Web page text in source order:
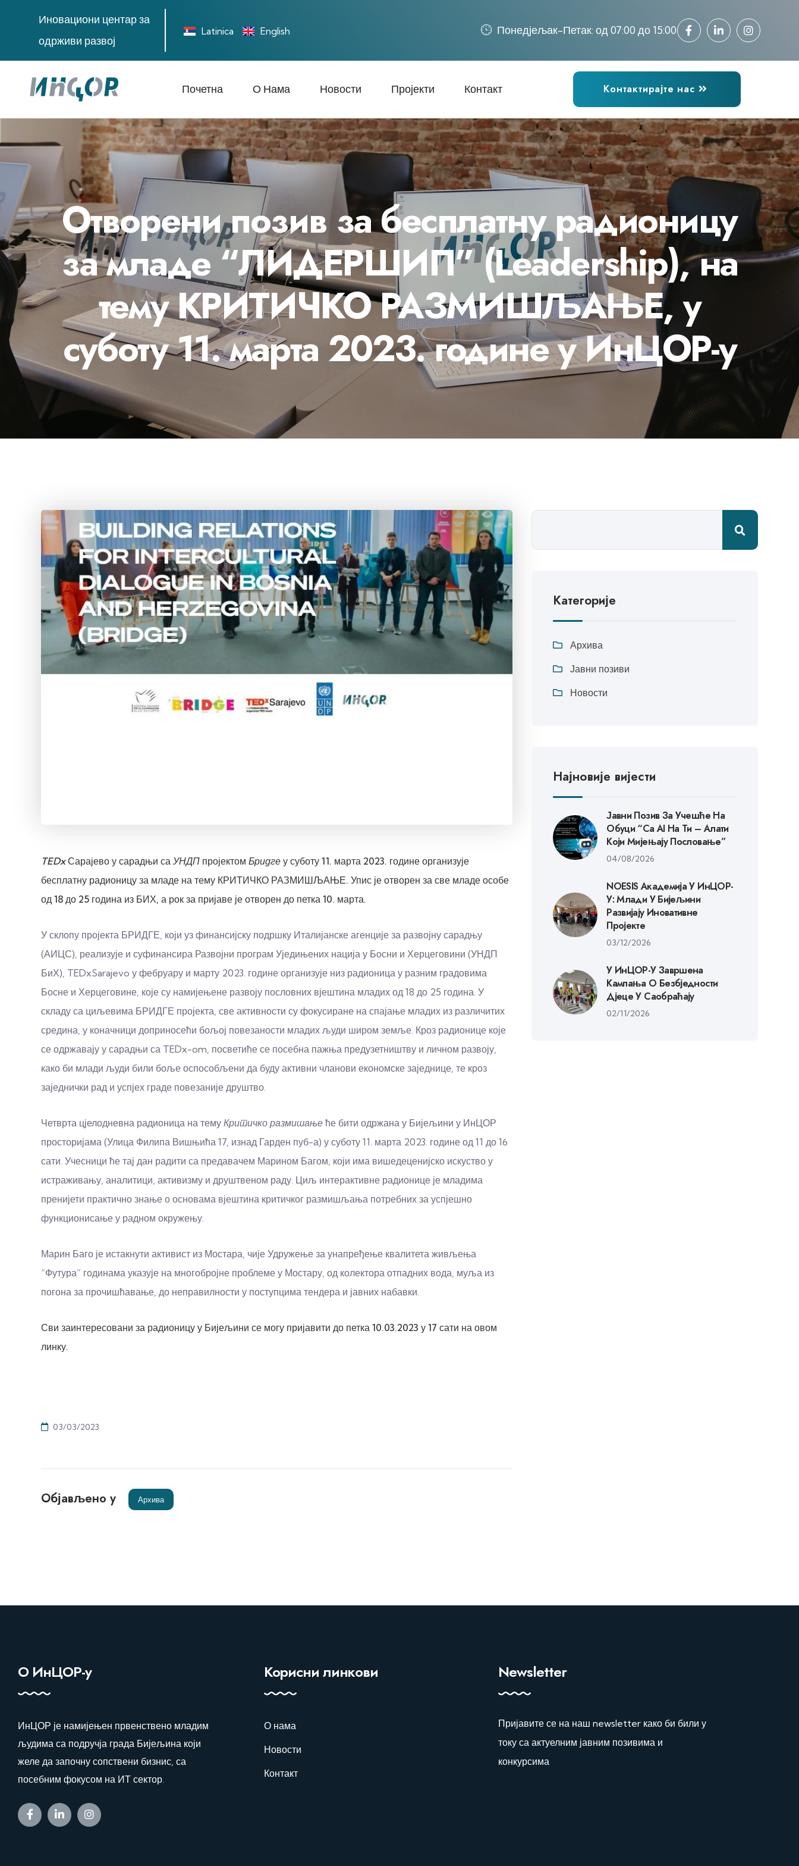
Иновациони центар за
одрживи развој
Latinica English Понед‌јељак-Петак: од 07:00 до 15:00
Почетна О Нама Новости Пројекти Контакт Контактирајте нас
Отворени позив за бесплатну радионицу
за младе “ЛИДЕРШИП” (Leadership), на
тему КРИТИЧКО РАЗМИШЉАЊЕ, у
суботу 11. марта 2023. године у ИнЦОР-у
TEDxСарајево у сарадњи са УНДП пројектом Бридге у суботу 11. марта 2023. године организује
бесплатну радионицу за младе на тему КРИТИЧКО РАЗМИШЉАЊЕ. Упис је отворен за све младе особе
од 18 до 25 година из БИХ, а рок за пријаве је отворен до петка 10. марта.
У склопу пројекта БРИДГЕ, који уз финансијску подршку Италијанске агенције за развојну сарадњу
(АИЦС), реализује и суфинансира Развојни програм Уједињених нација у Босни и Херцеговини (УНДП
БиХ), TEDxSarajevo у фебруару и марту 2023. године организује низ радионица у разним градовима
Босне и Херцеговине, које су намијењене развоју пословних вјештина младих од 18 до 25 година. У
складу са циљевима БРИДГЕ пројекта, све активности су фокусиране на спајање младих из различитих
средина, у коначници доприносећи бољој повезаности младих људи широм земље. Кроз радионице које
се одржавају у сарадњи са TEDx-om, посветиће се посебна пажња предузетништву и личном развоју,
како би млади људи били боље оспособљени да буду активни чланови економске заједнице, те кроз
заједнички рад и успјех граде повезаније друштво.
Четврта цјелодневна радионица на тему Критичко размишање ће бити одржана у Бијељини у ИнЦОР
просторијама (Улица Филипа Вишњића 17, изнад Гарден пуб-а) у суботу 11. марта 2023. године од 11 до 16
сати. Учесници ће тај дан радити са предавачем Марином Багом, који има вишедеценијско искуство у
истраживању, аналитици, активизму и друштвеном раду. Циљ интерактивне радионице је младима
пренијети практично знање о основама вјештина критичког размишљања потребних за успјешно
функционисање у радном окружењу.
Марин Баго је истакнути активист из Мостара, чије Удружење за унапређење квалитета живљења
“Футура” годинама указује на многобројне проблеме у Мостару, од колектора отпадних вода, муља из
погона за прочишћавање, до неправилности у поступцима тендера и јавних набавки.
Сви заинтересовани за радионицу у Бијељини се могу пријавити до петка 10.03.2023 у 17 сати на овом
линку.
03/03/2023
Објављено у Архива
Категорије
Архива
Јавни позиви
Новости
Најновије вијести
Јавни Позив За Учешће На
Обуци “Са AI На Ти – Алати
Који Мијењају Пословање”
04/08/2026
NOESIS Академија У ИнЦОР-
У: Млади У Бијељини
Развијају Иновативне
Пројекте
03/12/2026
У ИнЦОР-У Завршена
Кампања О Безбједности
Дјеце У Саобраћају
02/11/2026
О ИнЦОР-у
ИнЦОР је намијењен првенствено младим
људима са подручја града Бијељина који
желе да започну сопствени бизнис, са
посебним фокусом на ИТ сектор.
Корисни линкови
О нама
Новости
Контакт
Newsletter
Пријавите се на наш newsletter како би били у
току са актуелним јавним позивима и
конкурсима